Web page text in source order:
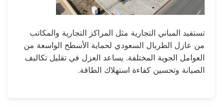
تستفيد المباني التجارية مثل المراكز التجارية والمكاتب
من عازل الطربال السعودي لحماية الأسطح الواسعة من
العوامل الجوية المختلفة. يساعد العزل في تقليل تكاليف
الصيانة وتحسين كفاءة استهلاك الطاقة.